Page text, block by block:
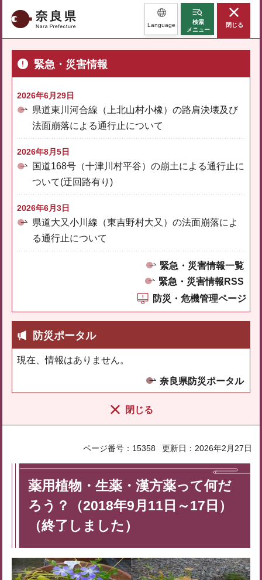
奈良県 Language
検索
メニュー
閉じる
緊急・災害情報
2026年6月29日
県道東川河合線（上北山村小橡）の路肩決壊及び
法面崩落による通行止について
2026年8月5日
国道168号（十津川村平谷）の崩土による通行止に
ついて(迂回路有り)
2026年6月3日
県道大又小川線（東吉野村大又）の法面崩落によ
る通行止について
緊急・災害情報一覧
緊急・災害情報RSS
防災・危機管理ページ
防災ポータル
現在、情報はありません。
奈良県防災ポータル
閉じる
ページ番号：15358 更新日：2026年2月27日
薬用植物・生薬・漢方薬って何だ
ろう？（2018年9月11日～17日）
（終了しました）